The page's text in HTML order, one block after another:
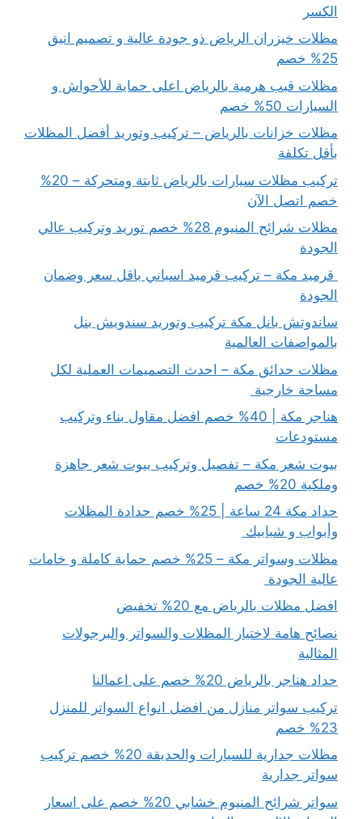
الكسر
مظلات خيزران الرياض ذو جودة عالية و تصميم انيق
25% خصم
مظلات قبب هرمية بالرياض اعلى حماية للأحواش و
السيارات 50% خصم
مظلات خزانات بالرياض – تركيب وتوريد أفضل المظلات
بأقل تكلفة
تركيب مظلات سيارات بالرياض ثابتة ومتحركة – 20%
خصم اتصل الآن
مظلات شرائح المنيوم 28% خصم توريد وتركيب عالي
الجودة
قرميد مكة – تركيب قرميد اسباني باقل سعر وضمان
الجودة
ساندوتش بانل مكة تركيب وتوريد سندويش بنل
بالمواصفات العالمية
مظلات حدائق مكة – احدث التصميمات العملية لكل
مساحة خارجية
هناجر مكة | 40% خصم افضل مقاول بناء وتركيب
مستودعات
بيوت شعر مكة – تفصيل وتركيب بيوت شعر جاهزة
وملكية 20% خصم
حداد مكة 24 ساعة | 25% خصم حدادة المظلات
وأبواب و شبابيك
مظلات وسواتر مكة – 25% خصم حماية كاملة و خامات
عالية الجودة
افضل مظلات بالرياض مع 20% تخفيض
نصائح هامة لاختيار المظلات والسواتر والبرجولات
المثالية
حداد هناجر بالرياض 20% خصم على اعمالنا
تركيب سواتر منازل من افضل انواع السواتر للمنزل
23% خصم
مظلات جدارية للسيارات والحديقة 20% خصم تركيب
سواتر جدارية
سواتر شرائح المنيوم خشابي 20% خصم على اسعار